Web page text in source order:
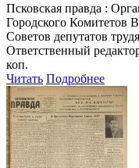
Псковская правда :
Городского Комитетов
Советов депутатов
Ответственный
коп.
Читать Подробнее